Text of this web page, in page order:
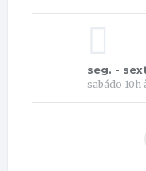
seg. -
sabádo 10h